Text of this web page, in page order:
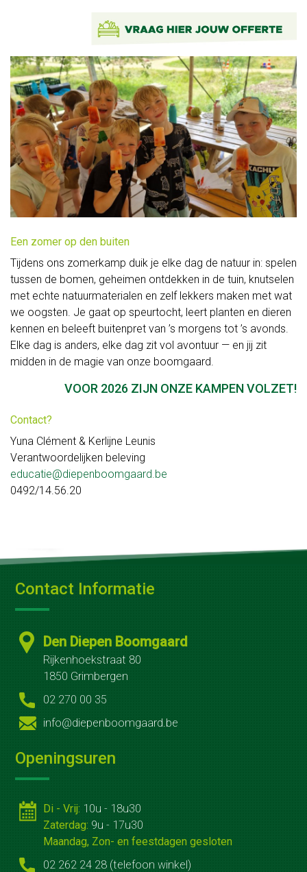
ruimten
Bedrijfsterreinen
Bij
jou
thuis
Winterwerk
Een zomer op den buiten
Tijdens ons zomerkamp duik je elke dag de natuur in: spelen
tussen de bomen, geheimen ontdekken in de tuin, knutselen
met echte natuurmaterialen en zelf lekkers maken met wat
we oogsten. Je gaat op speurtocht, leert planten en dieren
kennen en beleeft buitenpret van ’s morgens tot ’s avonds.
Elke dag is anders, elke dag zit vol avontuur — en jij zit
midden in de magie van onze boomgaard.
VOOR 2026 ZIJN ONZE KAMPEN VOLZET!
Contact?
Yuna Clément & Kerlijne Leunis
Verantwoordelijken beleving
educatie@diepenboomgaard.be
0492/14.56.20
Contact Informatie
Den Diepen Boomgaard
Rijkenhoekstraat 80
1850 Grimbergen
02 270 00 35
info@diepenboomgaard.be
Openingsuren
Di - Vrij: 10u - 18u30
Zaterdag: 9u - 17u30
Maandag, Zon- en feestdagen gesloten
02 262 24 28 (telefoon winkel)